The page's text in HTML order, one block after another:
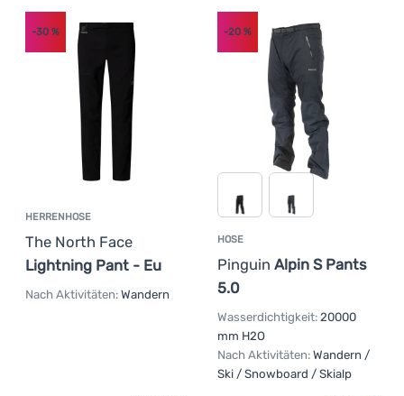
HERRENHOSE
The North Face
Lightning Pant - Eu
-30 %
Nach Aktivitäten: Wandern
HOSE
Pinguin Alpin S Pants
5.0
-20%
Wasserdichtigkeit: 20000
mm H2O
Nach Aktivitäten: Wandern /
Ski / Snowboard / Skialp